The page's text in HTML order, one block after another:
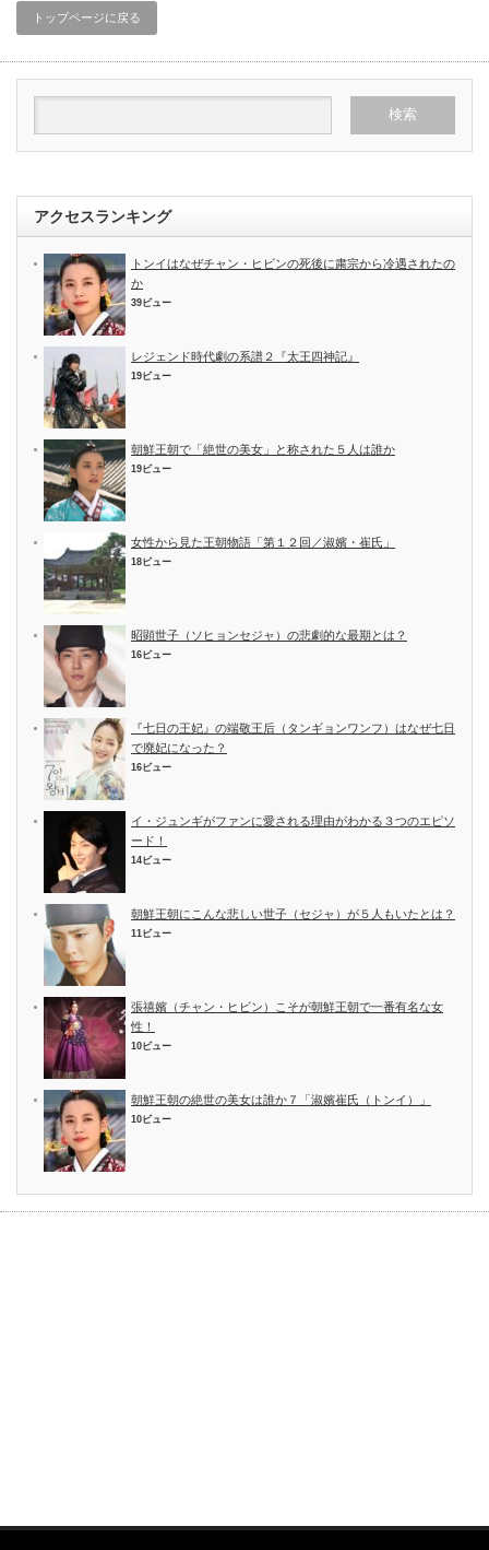
トップページに戻る
アクセスランキング
トンイはなぜチャン・ヒビンの死後に粛宗から冷遇されたの
か
39ビュー
レジェンド時代劇の系譜２『太王四神記』
19ビュー
朝鮮王朝で「絶世の美女」と称された５人は誰か
19ビュー
女性から見た王朝物語「第１２回／淑嬪・崔氏」
18ビュー
昭顕世子（ソヒョンセジャ）の悲劇的な最期とは？
16ビュー
『七日の王妃』の端敬王后（タンギョンワンフ）はなぜ七日
で廃妃になった？
16ビュー
イ・ジュンギがファンに愛される理由がわかる３つのエピソ
ード！
14ビュー
朝鮮王朝にこんな悲しい世子（セジャ）が５人もいたとは？
11ビュー
張禧嬪（チャン・ヒビン）こそが朝鮮王朝で一番有名な女
性！
10ビュー
朝鮮王朝の絶世の美女は誰か７「淑嬪崔氏（トンイ）」
10ビュー